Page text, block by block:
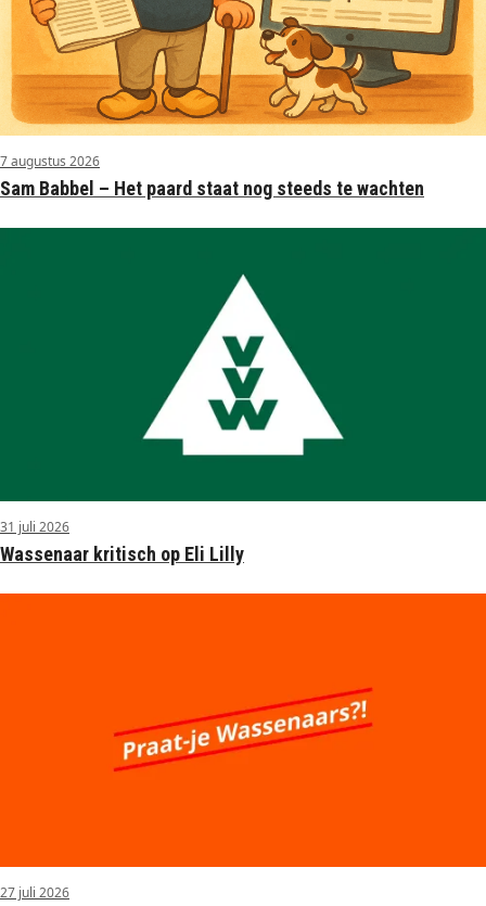
7 augustus 2026
Sam Babbel – Het paard staat nog steeds te wachten
31 juli 2026
Wassenaar kritisch op Eli Lilly
27 juli 2026